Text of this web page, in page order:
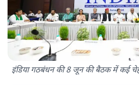
इंडिया गठबंधन की 8 जून की बैठक में कई